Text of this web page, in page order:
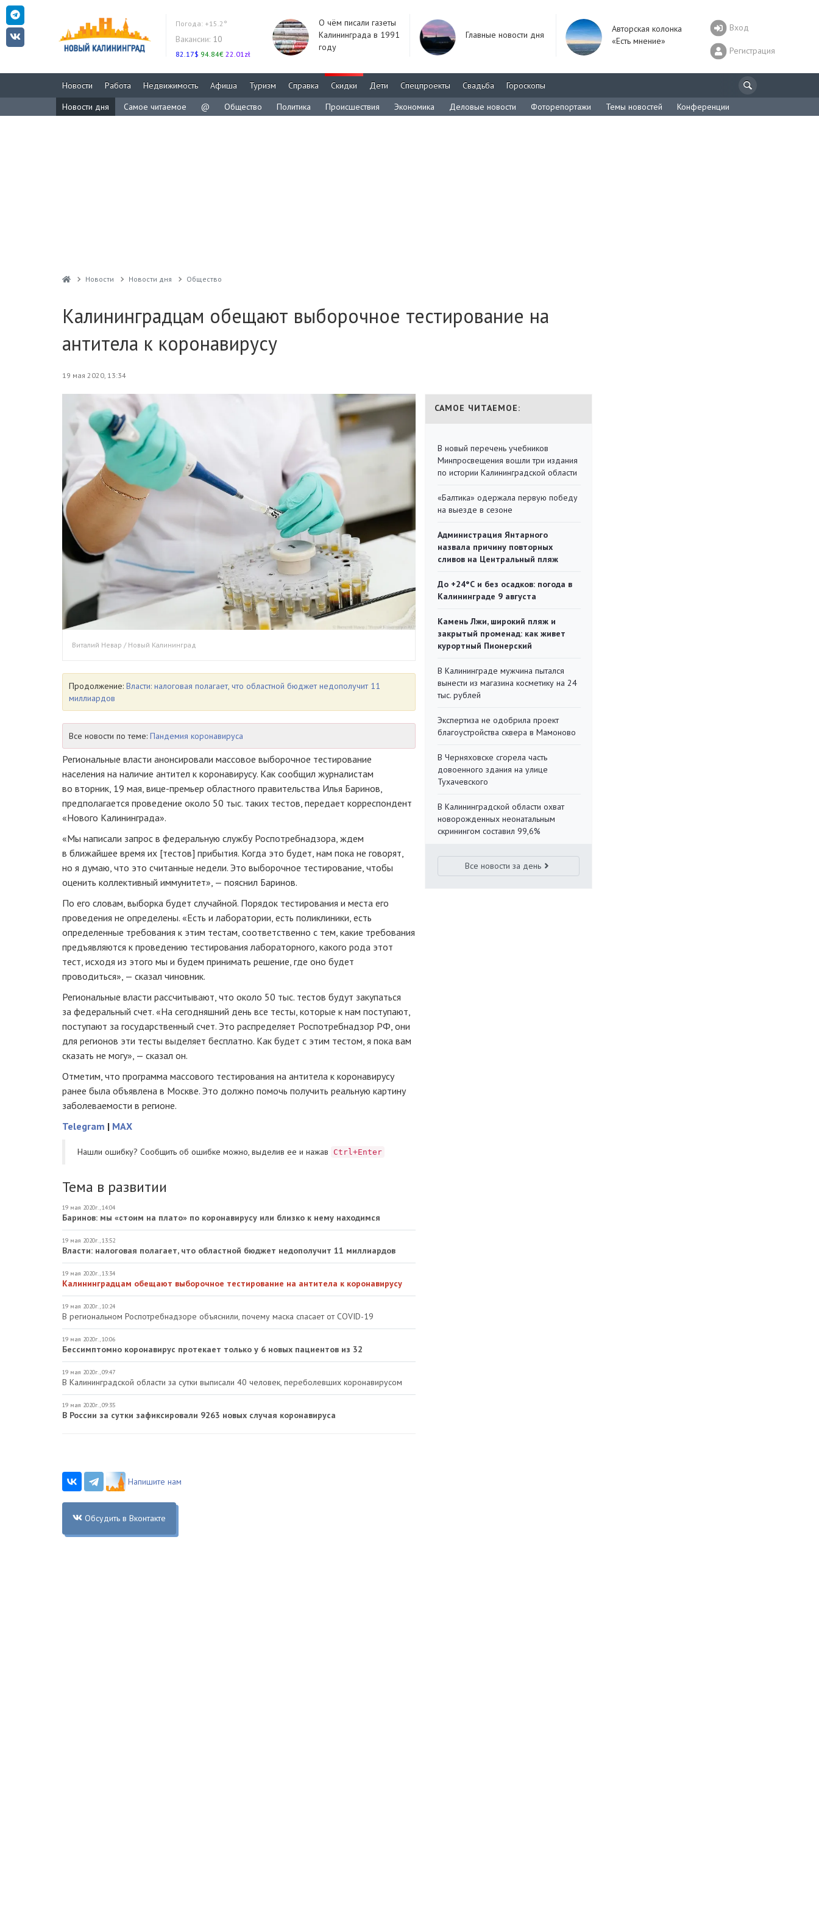
Погода: +15.2°
Вакансии: 10
82.17$ 94.84€ 22.01zł
О чём писали газеты
Калининграда в 1991
году
Главные новости дня
Авторская колонка
«Есть мнение»
Вход
Регистрация
Новости Работа Недвижимость Афиша Туризм Справка Скидки Дети Спецпроекты Свадьба
Гороскопы
Новости дня
Самое читаемое @ Общество Политика Происшествия Экономика Деловые новости Фоторепортажи Темы новостей Конференции
Новости Новости дня Общество
Калининградцам обещают выборочное тестирование на
антитела к коронавирусу
19 мая 2020, 13:34
Виталий Невар / Новый Калининград
Продолжение: Власти: налоговая полагает, что областной бюджет недополучит 11
миллиардов
Все новости по теме: Пандемия коронавируса
Региональные власти анонсировали массовое выборочное тестирование
населения на наличие антител к коронавирусу. Как сообщил журналистам
во вторник, 19 мая, вице-премьер областного правительства Илья Баринов,
предполагается проведение около 50 тыс. таких тестов, передает корреспондент
«Нового Калининграда».
«Мы написали запрос в федеральную службу Роспотребнадзора, ждем
в ближайшее время их [тестов] прибытия. Когда это будет, нам пока не говорят,
но я думаю, что это считанные недели. Это выборочное тестирование, чтобы
оценить коллективный иммунитет», — пояснил Баринов.
По его словам, выборка будет случайной. Порядок тестирования и места его
проведения не определены. «Есть и лаборатории, есть поликлиники, есть
определенные требования к этим тестам, соответственно с тем, какие требования
предъявляются к проведению тестирования лабораторного, какого рода этот
тест, исходя из этого мы и будем принимать решение, где оно будет
проводиться», — сказал чиновник.
Региональные власти рассчитывают, что около 50 тыс. тестов будут закупаться
за федеральный счет. «На сегодняшний день все тесты, которые к нам поступают,
поступают за государственный счет. Это распределяет Роспотребнадзор РФ, они
для регионов эти тесты выделяет бесплатно. Как будет с этим тестом, я пока вам
сказать не могу», — сказал он.
Отметим, что программа массового тестирования на антитела к коронавирусу
ранее была объявлена в Москве. Это должно помочь получить реальную картину
заболеваемости в регионе.
Telegram | MAX
Нашли ошибку? Cообщить об ошибке можно, выделив ее и нажав Ctrl+Enter
Тема в развитии
19 мая 2020г., 14:04
Баринов: мы «стоим на плато» по коронавирусу или близко к нему находимся
19 мая 2020г., 13:52
Власти: налоговая полагает, что областной бюджет недополучит 11 миллиардов
19 мая 2020г., 13:34
Калининградцам обещают выборочное тестирование на антитела к коронавирусу
19 мая 2020г., 10:24
В региональном Роспотребнадзоре объяснили, почему маска спасает от COVID-19
19 мая 2020г., 10:06
Бессимптомно коронавирус протекает только у 6 новых пациентов из 32
19 мая 2020г., 09:47
В Калининградской области за сутки выписали 40 человек, переболевших коронавирусом
19 мая 2020г., 09:35
В России за сутки зафиксировали 9263 новых случая коронавируса
Напишите нам
Обсудить в Вконтакте
САМОЕ ЧИТАЕМОЕ:
В новый перечень учебников
Минпросвещения вошли три издания
по истории Калининградской области
«Балтика» одержала первую победу
на выезде в сезоне
Администрация Янтарного
назвала причину повторных
сливов на Центральный пляж
До +24°С и без осадков: погода в
Калининграде 9 августа
Камень Лжи, широкий пляж и
закрытый променад: как живет
курортный Пионерский
В Калининграде мужчина пытался
вынести из магазина косметику на 24
тыс. рублей
Экспертиза не одобрила проект
благоустройства сквера в Мамоново
В Черняховске сгорела часть
довоенного здания на улице
Тухачевского
В Калининградской области охват
новорожденных неонатальным
скринингом составил 99,6%
Все новости за день